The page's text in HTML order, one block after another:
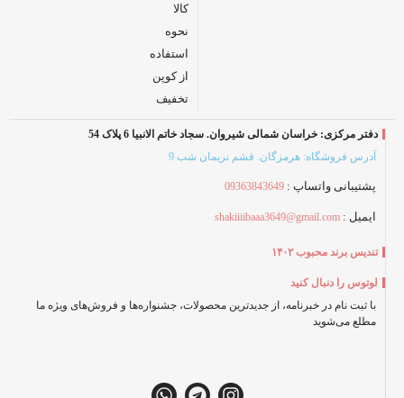
کالا
نحوه
استفاده
از کوپن
تخفیف
دفتر مرکزی: خراسان شمالی شیروان. سجاد خاتم الانبیا 6 پلاک 54
آدرس فروشگاه: هرمزگان. قشم نریمان شب 9
پشتیبانی واتساپ : 09363843649
ایمیل : shakiiiibaaa3649@gmail.com
تندیس برند محبوب ۱۴۰۲
لوتوس را دنبال کنید
با ثبت‌ نام در خبرنامه، از جدیدترین محصولات، جشنواره‌ها و فروش‌های ویژه ما
مطلع می‌شوید